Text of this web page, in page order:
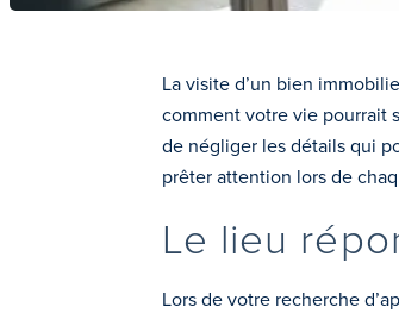
La visite d’un bien
comment votre vie pourrait
de négliger les détails qui
prêter attention lors de
Le lieu
Lors de votre recherche